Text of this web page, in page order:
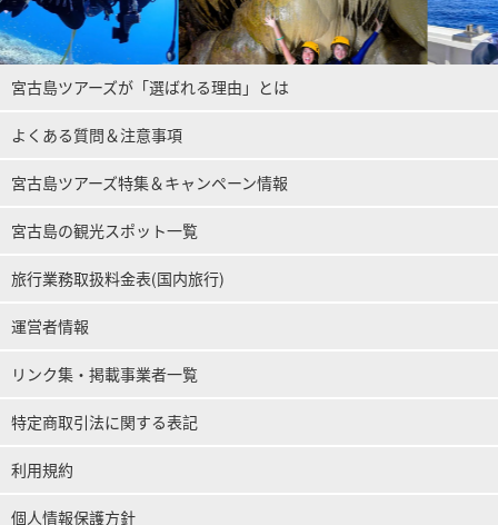
宮古島ツアーズが「選ばれる理由」とは
よくある質問＆注意事項
宮古島ツアーズ特集＆キャンペーン情報
宮古島の観光スポット一覧
旅行業務取扱料金表(国内旅行)
運営者情報
リンク集・掲載事業者一覧
特定商取引法に関する表記
利用規約
個人情報保護方針